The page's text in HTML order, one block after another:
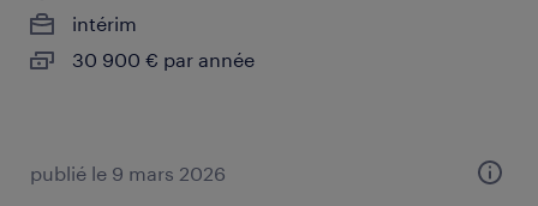
intérim
30 900 € par année
publié le 9 mars 2026